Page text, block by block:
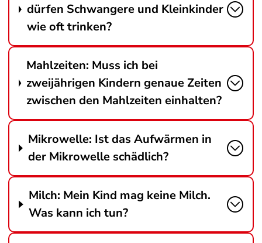
dürfen Schwangere und Kleinkinder
wie oft trinken?
Mahlzeiten: Muss ich bei
zweijährigen Kindern genaue Zeiten
zwischen den Mahlzeiten einhalten?
Mikrowelle: Ist das Aufwärmen in
der Mikrowelle schädlich?
Milch: Mein Kind mag keine Milch.
Was kann ich tun?